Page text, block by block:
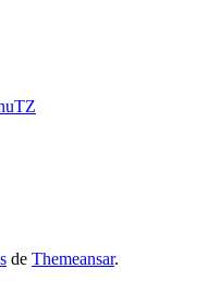
de Themeansar.